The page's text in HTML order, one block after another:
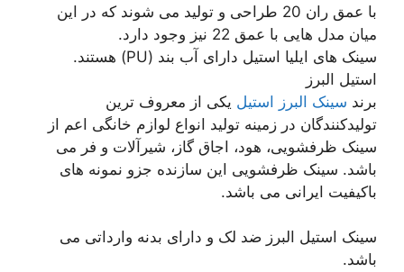
با عمق ران 20 طراحی و تولید می شوند که در این
میان مدل هایی با عمق 22 نیز وجود دارد.
سینک های ایلیا استیل دارای آب بند (PU) هستند.
استیل البرز
برند سینک البرز استیل یکی از معروف ترین
تولیدکنندگان در زمینه تولید انواع لوازم خانگی اعم از
سینک ظرفشویی، هود، اجاق گاز، شیرآلات و فر می
باشد. سینک ظرفشویی این سازنده جزو نمونه های
باکیفیت ایرانی می باشد.
سینک استیل البرز ضد لک و دارای بدنه وارداتی می
باشد.